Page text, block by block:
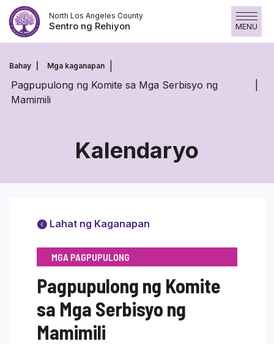
Laktawan
ang
nilalaman
North Los Angeles County
Sentro ng Rehiyon MENU
Bahay Mga kaganapan
Pagpupulong ng Komite sa Mga Serbisyo ng
Mamimili
Kalendaryo
Lahat ng Kaganapan
MGA PAGPUPULONG
Pagpupulong ng Komite
sa Mga Serbisyo ng
Mamimili